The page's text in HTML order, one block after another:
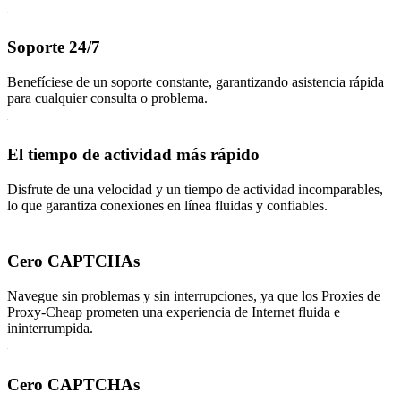
Soporte 24/7
Benefíciese de un soporte constante, garantizando asistencia rápida
para cualquier consulta o problema.
El tiempo de actividad más rápido
Disfrute de una velocidad y un tiempo de actividad incomparables,
lo que garantiza conexiones en línea fluidas y confiables.
Cero CAPTCHAs
Navegue sin problemas y sin interrupciones, ya que los Proxies de
Proxy-Cheap prometen una experiencia de Internet fluida e
ininterrumpida.
Cero CAPTCHAs